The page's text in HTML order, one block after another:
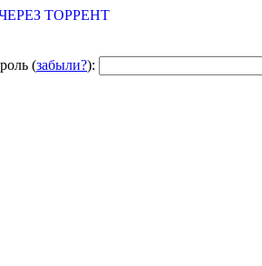
ТОРРЕНТ
(забыли?):